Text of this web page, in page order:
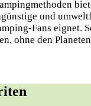
und
Fans eignet.
ohne den